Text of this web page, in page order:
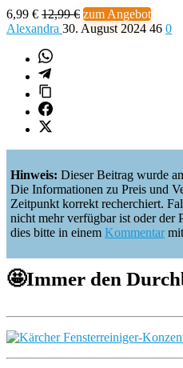
6,99 € 12,99 € zum Angebot
Alexandra 30. August 2024 46 0
Hinweis: Dieser Beitrag wurde
Die Informationen zu Preis und
Zeitpunkt korrekt recherchiert.
nicht mehr verfügbar ist oder der
dies bitte in einem Kommentar
🤩Immer den